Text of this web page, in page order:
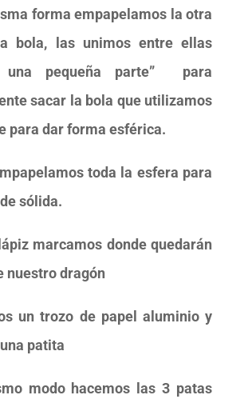
forma empapelamos la otra
bola,
las unimos entre ellas
una pequeña parte” para
sacar la bola que utilizamos
para dar forma esférica.
toda la esfera para
sólida.
marcamos donde quedarán
nuestro dragón
un trozo de papel aluminio y
patita
modo hacemos las 3 patas